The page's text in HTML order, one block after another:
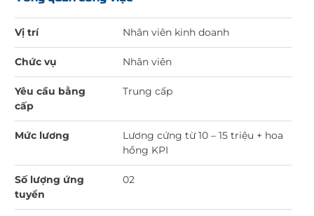
Vị trí Nhân viên kinh doanh
Chức vụ Nhân viên
Yêu cầu bằng
cấp
Trung cấp
Mức lương
Lương cứng từ 10 – 15 triệu + hoa
hồng KPI
Số lượng ứng
tuyển
02